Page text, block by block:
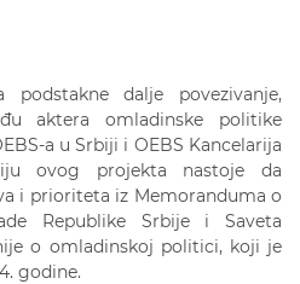
dalje povezivanje,
aktera omladinske politike
a u Srbiji i OEBS Kancelarija
ovog projekta nastoje da
i prioriteta iz Memoranduma o
Republike Srbije i Saveta
o omladinskoj politici, koji je
godine.